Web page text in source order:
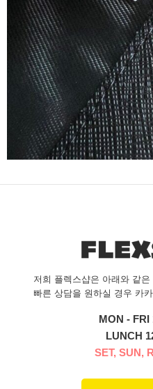
저희 플렉스샵은 아래와 같
빠른 상담을 원하실 경우 카
MON - FRI
LUNCH
SET, SUN,